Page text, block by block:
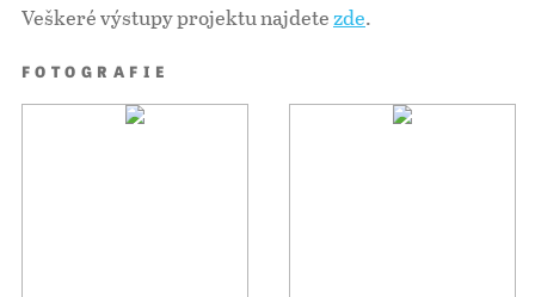
Veškeré výstupy projektu najdetezde.
FOTOGRAFIE